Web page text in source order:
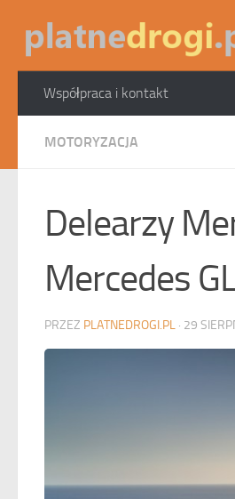
Skip to content
Współpraca i kontakt
MOTORYZACJA
Delearzy
Mercedes
PRZEZ PLATNEDROGI.PL · 29